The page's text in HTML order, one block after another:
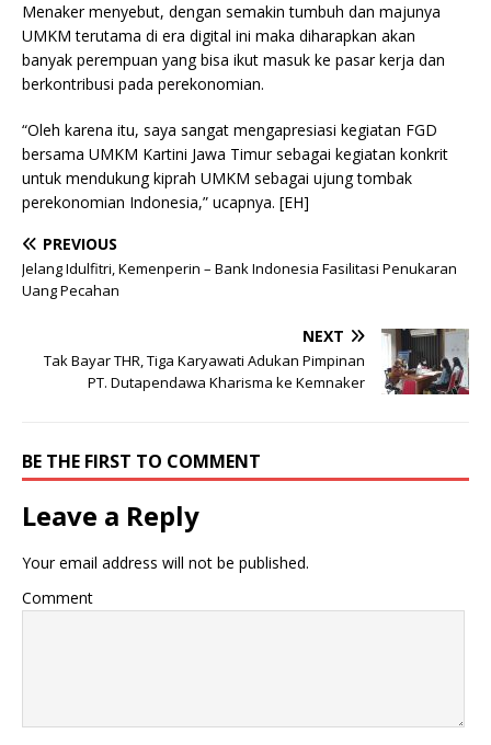
Menaker menyebut, dengan semakin tumbuh dan majunya
UMKM terutama di era digital ini maka diharapkan akan
banyak perempuan yang bisa ikut masuk ke pasar kerja dan
berkontribusi pada perekonomian.
“Oleh karena itu, saya sangat mengapresiasi kegiatan FGD
bersama UMKM Kartini Jawa Timur sebagai kegiatan konkrit
untuk mendukung kiprah UMKM sebagai ujung tombak
perekonomian Indonesia,” ucapnya. [EH]
PREVIOUS
Jelang Idulfitri, Kemenperin – Bank Indonesia Fasilitasi Penukaran
Uang Pecahan
NEXT
Tak Bayar THR, Tiga Karyawati Adukan Pimpinan
PT. Dutapendawa Kharisma ke Kemnaker
BE THE FIRST TO COMMENT
Leave a Reply
Your email address will not be published.
Comment